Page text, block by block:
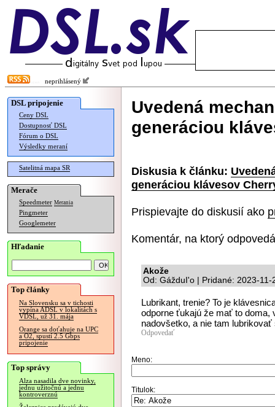
neprihlásený
DSL pripojenie
Ceny DSL
Dostupnosť DSL
Fórum o DSL
Výsledky meraní
Satelitná mapa SR
Merače
Speedmeter Merania
Pingmeter
Googlemeter
Hľadanie
Top články
Na Slovensku sa v tichosti
vypína ADSL v lokalitách s
VDSL, už 31. mája
Orange sa doťahuje na UPC
a O2, spustí 2.5 Gbps
pripojenie
Top správy
Alza nasadila dve novinky,
jednu užitočnú a jednu
kontroverznú
Uvedená
generáciou
Diskusia k článku:
generáciou klávesov
Prispievajte do diskusií ako
Komentár, na ktorý
Akože
Od: GážduI'o | Pridané: 2023-11-
Lubrikant, trenie? To je
odporne ťukajú že mať to doma,
nadovšetko, a nie tam
Odpovedať
Meno:
Titulok: